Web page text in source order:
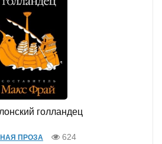
голландец
ПРОЗА
624